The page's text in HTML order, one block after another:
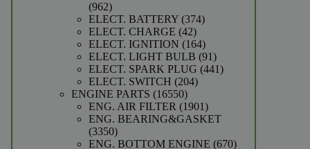
962962
producten
ELECT. BATTERY 374374
ELECT. CHARGE 4242
producten
ELECT. IGNITION 164164
producten
ELECT. LIGHT BULB 9191
producten
ELECT. SPARK PLUG 441441
ELECT. SWITCH 204204
ENGINE PARTS 1655016550
producten
ENG. AIR FILTER 19011901
producten
ENG. BEARING&GASKET
33503350
producten
ENG. BOTTOM ENGINE 670670